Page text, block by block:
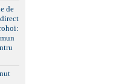
și
hands-
USB
frână
pneuri,
de